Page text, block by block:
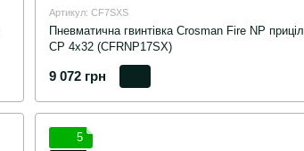
Артикул: CF7SXS
Пневматична гвинтівка Crosman Fire NP приціл
CP 4х32 (CFRNP17SX)
9 072 грн
5